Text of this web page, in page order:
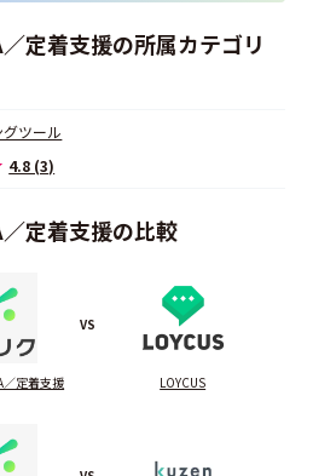
定着支援の所属カテゴリ
グツール
4.8 (3)
定着支援の比較
／定着支援
VS
LOYCUS